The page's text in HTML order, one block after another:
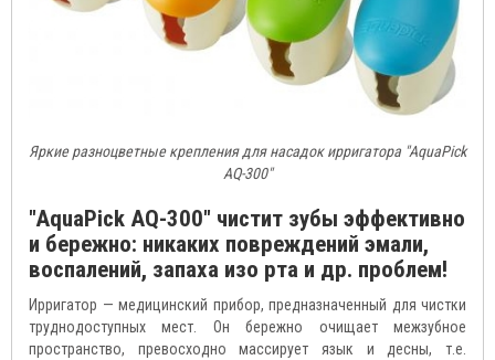
Яркие разноцветные крепления для насадок ирригатора "AquaPick
AQ-300"
"AquaPick AQ-300" чистит зубы эффективно
и бережно: никаких повреждений эмали,
воспалений, запаха изо рта и др. проблем!
Ирригатор — медицинский прибор, предназначенный для чистки
труднодоступных мест. Он бережно очищает межзубное
пространство, превосходно массирует язык и десны, т.е.